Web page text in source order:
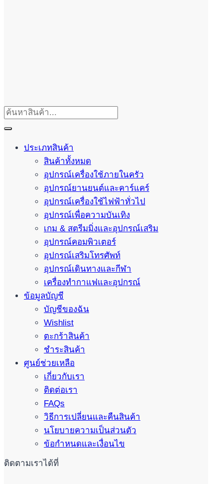
ประเภทสินค้า
สินค้าทั้งหมด
อุปกรณ์เครื่องใช้ภายในครัว
อุปกรณ์ยานยนต์และคาร์แคร์
อุปกรณ์เครื่องใช้ไฟฟ้าทั่วไป
อุปกรณ์เพื่อความบันเทิง
เกม & สตรีมมิ่งและอุปกรณ์เสริม
อุปกรณ์คอมพิวเตอร์
อุปกรณ์เสริมโทรศัพท์
อุปกรณ์เดินทางและกีฬา
เครื่องทำกาแฟและอุปกรณ์
ข้อมูลบัญชี
บัญชีของฉัน
Wishlist
ตะกร้าสินค้า
ชำระสินค้า
ศูนย์ช่วยเหลือ
เกี่ยวกับเรา
ติดต่อเรา
FAQs
วิธีการเปลี่ยนและคืนสินค้า
นโยบายความเป็นส่วนตัว
ข้อกำหนดและเงื่อนไข
ติดตามเราได้ที่